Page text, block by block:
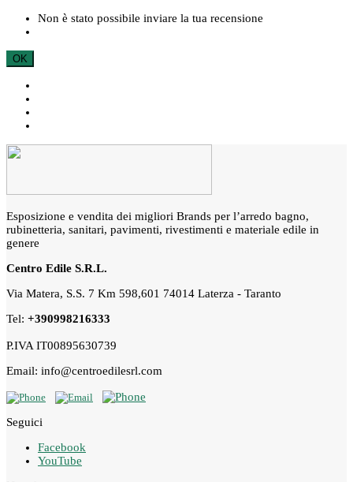
Non è stato possibile inviare la tua recensione
OK
Esposizione e vendita dei migliori Brands per l’arredo bagno,
rubinetteria, sanitari, pavimenti, rivestimenti e materiale edile in
genere
Centro Edile S.R.L.
Via Matera, S.S. 7 Km 598,601 74014 Laterza - Taranto
Tel: +390998216333
P.IVA IT00895630739
Email: info@centroedilesrl.com
Seguici
Facebook
YouTube